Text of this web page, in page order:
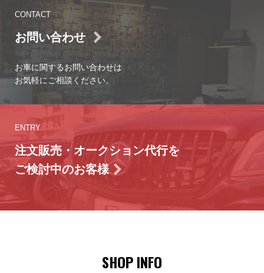
CONTACT
お問い合わせ
お車に関するお問い合わせは
お気軽にご相談ください。
ENTRY
注文販売・オークション代行を
ご検討中のお客様
SHOP INFO